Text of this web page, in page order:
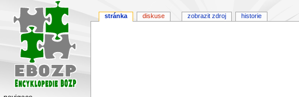
stránka diskuse zobrazit zdroj historie